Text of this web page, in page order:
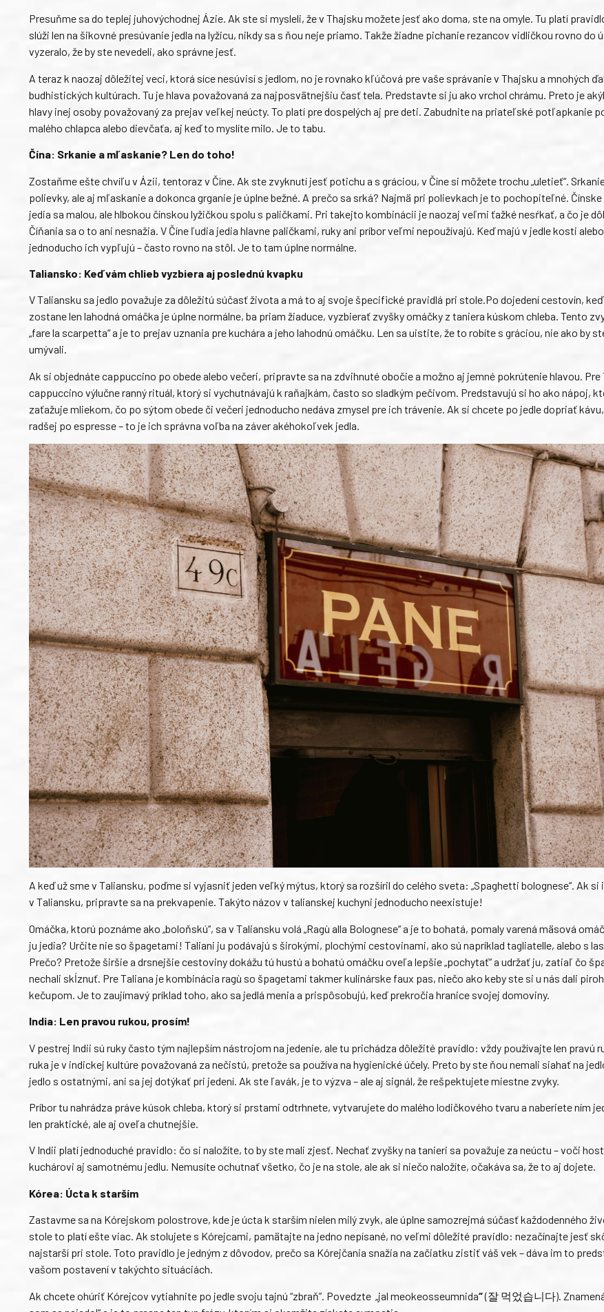
Presuňme sa do teplej juhovýchodnej Ázie. Ak ste si mysleli, že v Thajsku možete jesť ako doma, ste na omyle. Tu platí
slúži len na šikovné presúvanie jedla na lyžicu, nikdy sa s ňou neje priamo. Takže žiadne pichanie rezancov vidličkou rovno do
vyzeralo, že by ste nevedeli, ako správne jesť.
A teraz k naozaj dôležitej veci, ktorá síce nesúvisí s jedlom, no je rovnako kľúčová pre vaše správanie v Thajsku a mnohých
budhistických kultúrach. Tu je hlava považovaná za najposvätnejšiu časť tela. Predstavte si ju ako vrchol chrámu. Preto je
hlavy inej osoby považovaný za prejav veľkej neúcty. To platí pre dospelých aj pre deti. Zabudnite na priateľské potľapkanie
malého chlapca alebo dievčaťa, aj keď to myslíte milo. Je to tabu.
Čína: Srkanie a mľaskanie? Len do toho!
Zostaňme ešte chvíľu v Ázii, tentoraz v Číne. Ak ste zvyknutí jesť potichu a s gráciou, v Číne si môžete trochu „uletieť“.
polievky, ale aj mľaskanie a dokonca grganie je úplne bežné. A prečo sa srká? Najmä pri polievkach je to pochopiteľné.
jedia sa malou, ale hlbokou čínskou lyžičkou spolu s paličkami. Pri takejto kombinácii je naozaj veľmi ťažké nesŕkať, a čo je
Číňania sa o to ani nesnažia. V Číne ľudia jedia hlavne paličkami, ruky ani príbor veľmi nepoužívajú. Keď majú v jedle kosti
jednoducho ich vypľujú – často rovno na stôl. Je to tam úplne normálne.
Taliansko: Keď vám chlieb vyzbiera aj poslednú kvapku
V Taliansku sa jedlo považuje za dôležitú súčasť života a má to aj svoje špecifické pravidlá pri stole.Po dojedení cestovín,
zostane len lahodná omáčka je úplne normálne, ba priam žiaduce, vyzbierať zvyšky omáčky z taniera kúskom chleba. Tento
„fare la scarpetta“ a je to prejav uznania pre kuchára a jeho lahodnú omáčku. Len sa uistite, že to robíte s gráciou, nie ako by
umývali.
Ak si objednáte cappuccino po obede alebo večeri, pripravte sa na zdvihnuté obočie a možno aj jemné pokrútenie hlavou. Pre
cappuccino výlučne ranný rituál, ktorý si vychutnávajú k raňajkám, často so sladkým pečivom. Predstavujú si ho ako nápoj,
zaťažuje mliekom, čo po sýtom obede či večeri jednoducho nedáva zmysel pre ich trávenie. Ak si chcete po jedle dopriať
radšej po espresse – to je ich správna voľba na záver akéhokoľvek jedla.
A keď už sme v Taliansku, poďme si vyjasniť jeden veľký mýtus, ktorý sa rozšíril do celého sveta: „Spaghetti bolognese“. Ak si
v Taliansku, pripravte sa na prekvapenie. Takýto názov v talianskej kuchyni jednoducho neexistuje!
Omáčka, ktorú poznáme ako „boloňskú“, sa v Taliansku volá „Ragù alla Bolognese“ a je to bohatá, pomaly varená mäsová
ju jedia? Určite nie so špagetami! Taliani ju podávajú s širokými, plochými cestovinami, ako sú napríklad tagliatelle, alebo s
Prečo? Pretože širšie a drsnejšie cestoviny dokážu tú hustú a bohatú omáčku oveľa lepšie „pochytať“ a udržať ju, zatiaľ čo
nechali skĺznuť. Pre Taliana je kombinácia ragù so špagetami takmer kulinárske faux pas, niečo ako keby ste si u nás dali
kečupom. Je to zaujímavý príklad toho, ako sa jedlá menia a prispôsobujú, keď prekročia hranice svojej domoviny.
India: Len pravou rukou, prosím!
V pestrej Indii sú ruky často tým najlepším nástrojom na jedenie, ale tu prichádza dôležité pravidlo: vždy používajte len pravú
ruka je v indickej kultúre považovaná za nečistú, pretože sa používa na hygienické účely. Preto by ste ňou nemali siahať na
jedlo s ostatnými, ani sa jej dotýkať pri jedení. Ak ste ľavák, je to výzva – ale aj signál, že rešpektujete miestne zvyky.
Príbor tu nahrádza práve kúsok chleba, ktorý si prstami odtrhnete, vytvarujete do malého lodičkového tvaru a naberiete ním
len praktické, ale aj oveľa chutnejšie.
V Indii platí jednoduché pravidlo: čo si naložíte, to by ste mali zjesť. Nechať zvyšky na tanieri sa považuje za neúctu – voči
kuchárovi aj samotnému jedlu. Nemusíte ochutnať všetko, čo je na stole, ale ak si niečo naložíte, očakáva sa, že to aj dojete.
Kórea: Úcta k starším
Zastavme sa na Kórejskom polostrove, kde je úcta k starším nielen milý zvyk, ale úplne samozrejmá súčasť každodenného
stole to platí ešte viac. Ak stolujete s Kórejcami, pamätajte na jedno nepísané, no veľmi dôležité pravidlo: nezačínajte jesť
najstarší pri stole. Toto pravidlo je jedným z dôvodov, prečo sa Kórejčania snažia na začiatku zistiť váš vek – dáva im to
vašom postavení v takýchto situáciách.
Ak chcete ohúriť Kórejcov vytiahnite po jedle svoju tajnú “zbraň”. Povedzte „jal meokeosseumnida“(잘 먹었습니다).